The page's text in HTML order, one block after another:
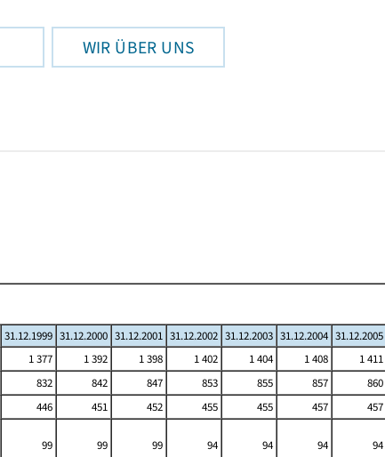
WIR ÜBER UNS
31.12.1999 31.12.2000 31.12.2001 31.12.2002 31.12.2003 31.12.2004 31.12.2005
1 377 1 392 1 398 1 402 1 404 1 408
1 411
832 842 847 853 855 857
860
446 451 452 455 455 457
457
99 99 99 94 94 94 94